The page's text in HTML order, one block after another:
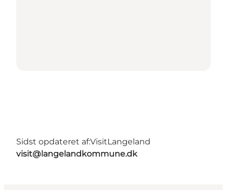
Sidst opdateret af:VisitLangeland
visit@langelandkommune.dk